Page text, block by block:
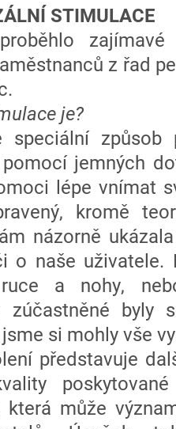
STIMULACE
z řad
je?
speciální
jemných
lépe vnímat
kromě
názorně
o naše uživatele.
ruce a nohy,
zúčastněné byly
si mohly vše
představuje
která může